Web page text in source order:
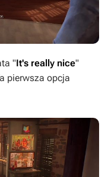
"It's really nice"
pierwsza opcja